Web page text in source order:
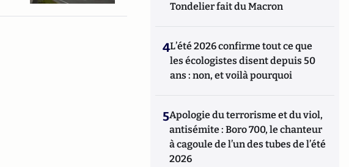
Tondelier fait du Macron
4L’été 2026 confirme tout ce que
les écologistes disent depuis 50
ans : non, et voilà pourquoi
5Apologie du terrorisme et du viol,
antisémite : Boro 700, le chanteur
à cagoule de l’un des tubes de l’été
2026